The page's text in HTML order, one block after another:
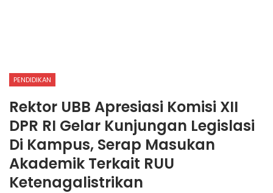
PENDIDIKAN
Rektor UBB Apresiasi Komisi XII
DPR RI Gelar Kunjungan Legislasi
Di Kampus, Serap Masukan
Akademik Terkait RUU
Ketenagalistrikan